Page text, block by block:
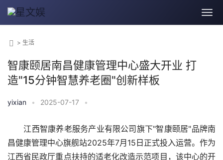
> 生活
智康颐居南昌健康管理中心盛大开业 打
造"15分钟智慧养老圈"创新样板
yixian • 2025-07-17 •
江西智康养老服务产业有限公司旗下"智康颐居"品牌南
昌健康管理中心旗舰站2025年7月15日正式投入运营。作为
江西省民政厅重点扶持的适老化改造示范项目，该中心的开